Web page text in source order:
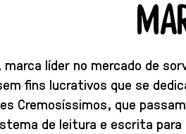
marca líder no mercado de
fins lucrativos que se
Cremosíssimos, que
de leitura e escrita para